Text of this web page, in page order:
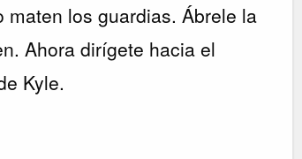
los guardias. Ábrele la
Ahora dirígete hacia el
Kyle.